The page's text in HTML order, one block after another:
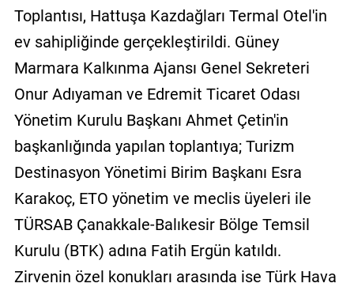
Toplantısı, Hattuşa Kazdağları Termal Otel'in
ev sahipliğinde gerçekleştirildi. Güney
Marmara Kalkınma Ajansı Genel Sekreteri
Onur Adıyaman ve Edremit Ticaret Odası
Yönetim Kurulu Başkanı Ahmet Çetin'in
başkanlığında yapılan toplantıya; Turizm
Destinasyon Yönetimi Birim Başkanı Esra
Karakoç, ETO yönetim ve meclis üyeleri ile
TÜRSAB Çanakkale-Balıkesir Bölge Temsil
Kurulu (BTK) adına Fatih Ergün katıldı.
Zirvenin özel konukları arasında ise Türk Hava